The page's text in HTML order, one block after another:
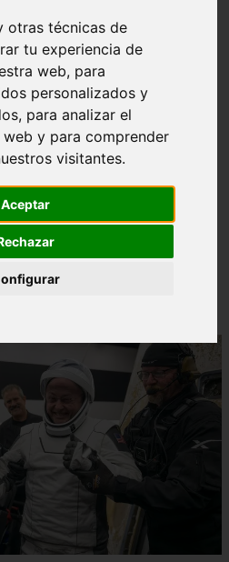
otras técnicas de
tu experiencia de
web, para
personalizados y
para analizar el
y para comprender
visitantes.
Aceptar
imposible: Utilizarán
cocinar sus alimentos
la cúspide de la
colapso social